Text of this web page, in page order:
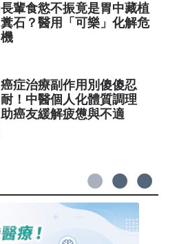
長輩食慾不振竟是胃中藏植
糞石？醫用「可樂」化解危
機
癌症治療副作用別傻傻忍
耐！中醫個人化體質調理
助癌友緩解疲憊與不適